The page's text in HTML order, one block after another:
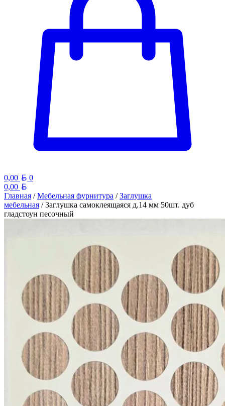
0,00 Белорусский рубль
0
0,00
Главная /Мебельная фурнитура /Заглушка
мебельная / Заглушка самоклеящаяся д.14 мм 50шт. дуб
гладстоун песочный